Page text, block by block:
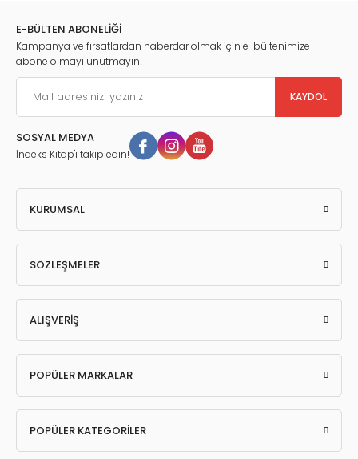
E-BÜLTEN ABONELİĞİ
Kampanya ve fırsatlardan haberdar olmak için e-bültenimize
abone olmayı unutmayın!
KAYDOL
SOSYAL MEDYA
İndeks Kitap'ı takip edin!
KURUMSAL
SÖZLEŞMELER
ALIŞVERİŞ
POPÜLER MARKALAR
POPÜLER KATEGORİLER